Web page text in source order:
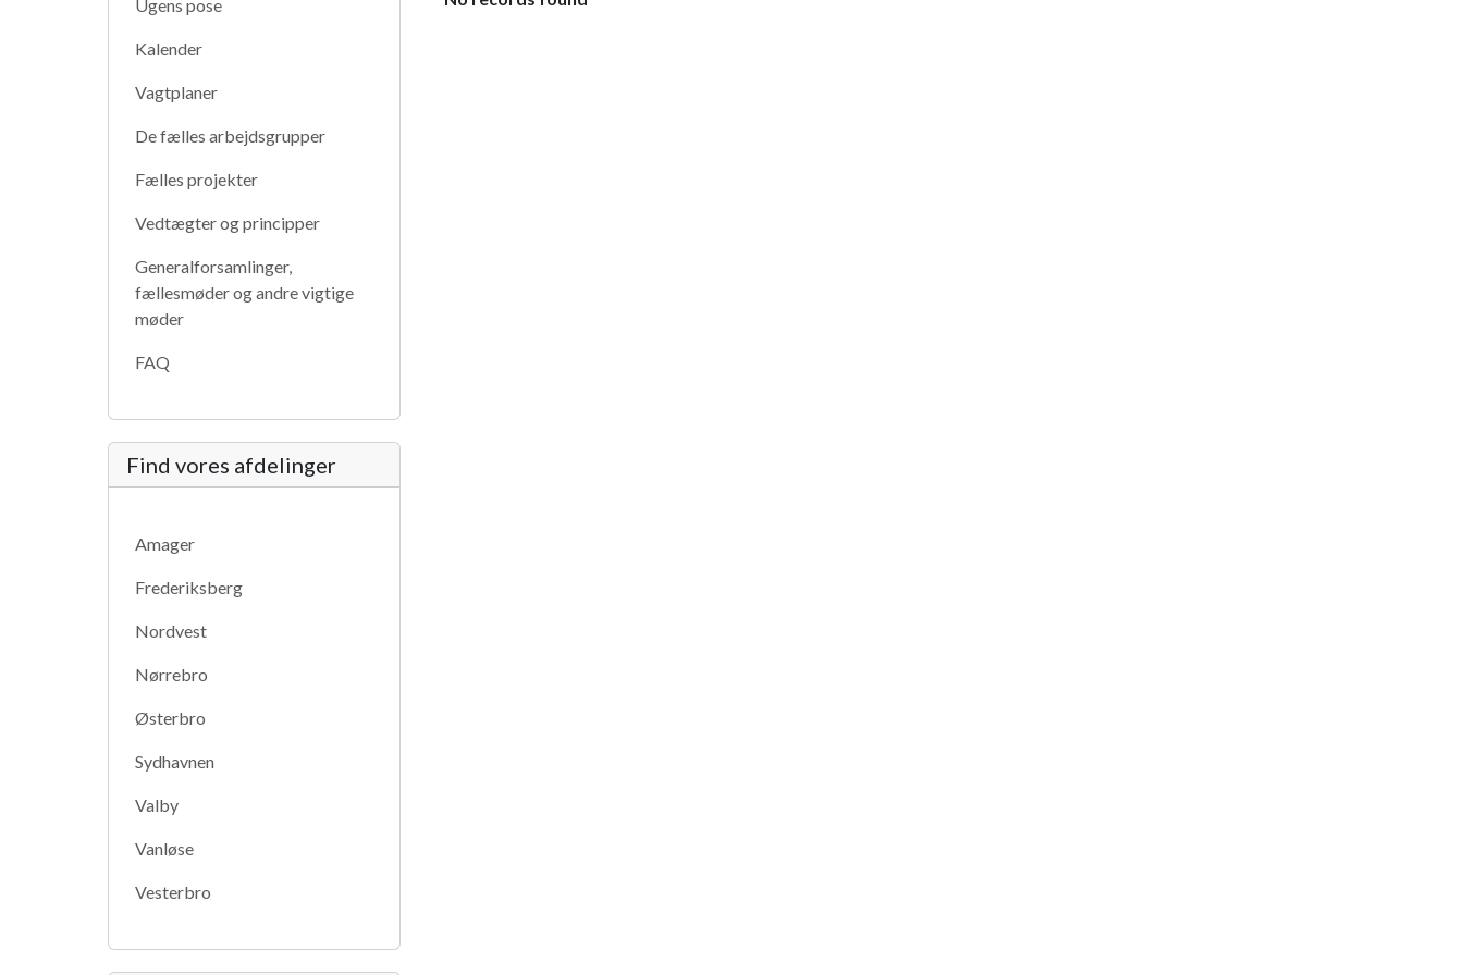
Ugens pose
Kalender
Vagtplaner
De fælles arbejdsgrupper
Fælles projekter
Vedtægter og principper
Generalforsamlinger,
fællesmøder og andre vigtige
møder
FAQ
Find vores afdelinger
Amager
Frederiksberg
Nordvest
Nørrebro
Østerbro
Sydhavnen
Valby
Vanløse
Vesterbro